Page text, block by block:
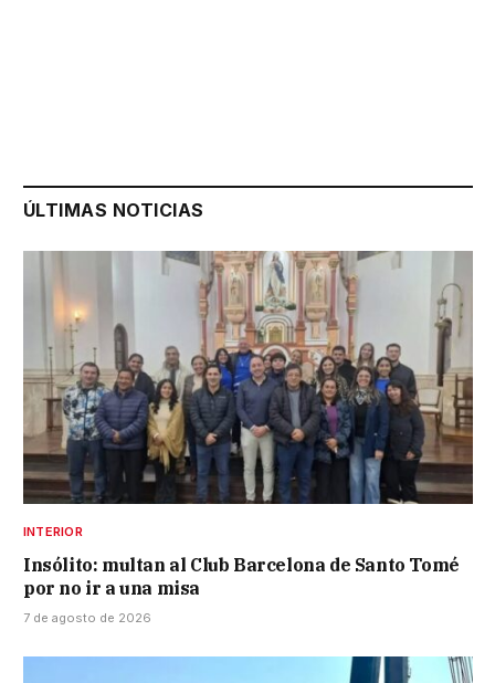
ÚLTIMAS NOTICIAS
INTERIOR
Insólito: multan al Club Barcelona de Santo Tomé
por no ir a una misa
7 de agosto de 2026